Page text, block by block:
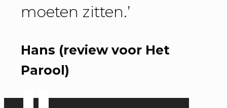
moeten zitten.’
Hans (review voor Het
Parool)